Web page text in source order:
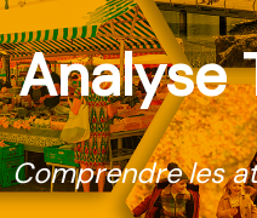
Analyse
Comprendre les